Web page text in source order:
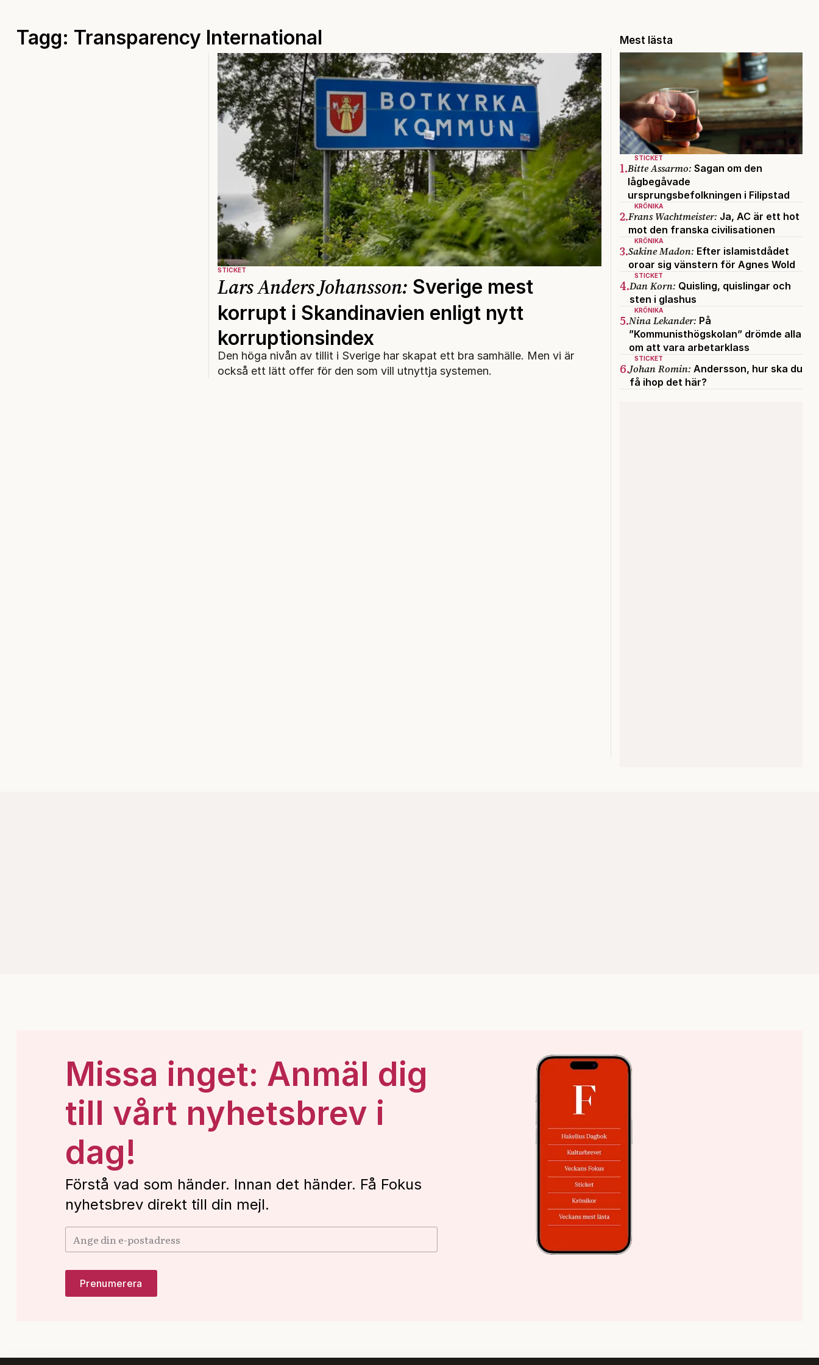
Tagg: Transparency International
STICKET
Lars Anders Johansson: Sverige mest
korrupt i Skandinavien enligt nytt
korruptionsindex
Den höga nivån av tillit i Sverige har skapat ett bra samhälle. Men vi är
också ett lätt offer för den som vill utnyttja systemen.
Mest lästa
STICKET
1.Bitte Assarmo: Sagan om den
lågbegåvade
ursprungsbefolkningen i Filipstad
KRÖNIKA
2.Frans Wachtmeister: Ja, AC är ett hot
mot den franska civilisationen
KRÖNIKA
3.Sakine Madon: Efter islamistdådet
oroar sig vänstern för Agnes Wold
STICKET
4.Dan Korn: Quisling, quislingar och
sten i glashus
KRÖNIKA
5.Nina Lekander: På
”Kommunisthögskolan” drömde alla
om att vara arbetarklass
STICKET
6.Johan Romin: Andersson, hur ska du
få ihop det här?
Missa inget: Anmäl dig
till vårt nyhetsbrev i
dag!
Förstå vad som händer. Innan det händer. Få Fokus
nyhetsbrev direkt till din mejl.